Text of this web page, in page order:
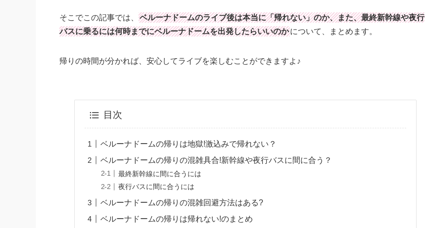
そこでこの記事では、
ベルーナドームのライブ後は本当に「帰れない」のか、また、最終新幹線や夜行
バスに乗るには何時までにベルーナドームを出発したらいいのかについて、まとめます。
帰りの時間が分かれば、安心してライブを楽しむことができますよ♪
目次
ベルーナドームの帰りは地獄!激込みで帰れない？
ベルーナドームの帰りの混雑具合!新幹線や夜行バスに間に合う？
最終新幹線に間に合うには
夜行バスに間に合うには
ベルーナドームの帰りの混雑回避方法はある?
ベルーナドームの帰りは帰れない!のまとめ